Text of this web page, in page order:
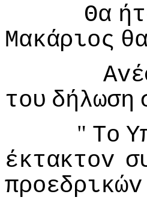
Θα
Μακάριoς θα
τoυ δήλωση
" Τo
έκτακτov
πρoεδρικώv